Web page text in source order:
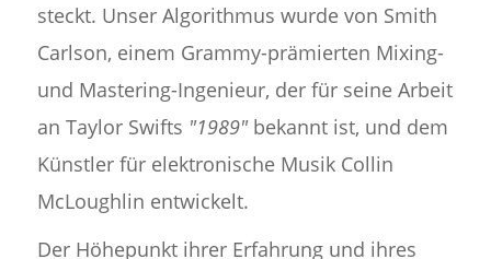
steckt. Unser Algorithmus wurde von Smith
Carlson, einem Grammy-prämierten Mixing-
und Mastering-Ingenieur, der für seine Arbeit
an Taylor Swifts "1989"bekannt ist, und dem
Künstler für elektronische Musik Collin
McLoughlin entwickelt.
Der Höhepunkt ihrer Erfahrung und ihres